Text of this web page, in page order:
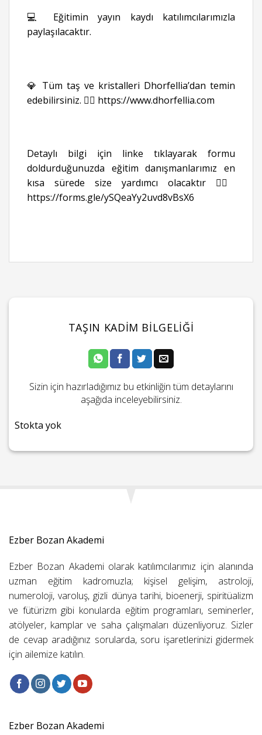
💻 Eğitimin yayın kaydı katılımcılarımızla
paylaşılacaktır.
💎 Tüm taş ve kristalleri Dhorfellia’dan temin
edebilirsiniz. 👉🏻 https://www.dhorfellia.com
Detaylı bilgi için linke tıklayarak formu
doldurduğunuzda eğitim danışmanlarımız en
kısa sürede size yardımcı olacaktır 👉🏻
https://forms.gle/ySQeaYy2uvd8vBsX6
TAŞIN KADIM BILGELIĞI
Sizin için hazırladığımız bu etkinliğin tüm detaylarını
aşağıda inceleyebilirsiniz.
Stokta yok
Ezber Bozan Akademi
Ezber Bozan Akademi olarak katılımcılarımız için alanında
uzman eğitim kadromuzla; kişisel gelişim, astroloji,
numeroloji, varoluş, gizli dünya tarihi, bioenerji, spiritüalizm
ve fütürizm gibi konularda eğitim programları, seminerler,
atölyeler, kamplar ve saha çalışmaları düzenliyoruz. Sizler
de cevap aradığınız sorularda, soru işaretlerinizi gidermek
için ailemize katılın.
Ezber Bozan Akademi